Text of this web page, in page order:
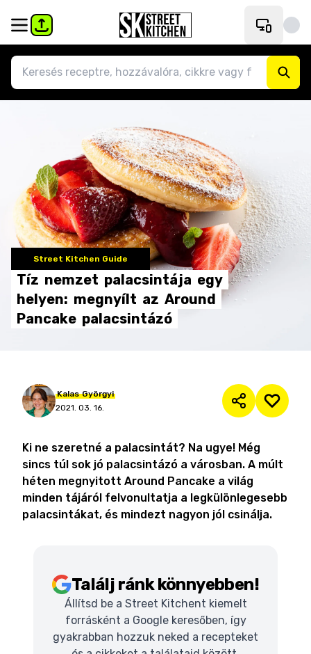
Street Kitchen Guide
Tíz nemzet palacsintája egy
helyen: megnyílt az Around
Pancake palacsintázó
Kalas Györgyi
2021. 03. 16.
Ki ne szeretné a palacsintát? Na ugye! Még
sincs túl sok jó palacsintázó a városban. A múlt
héten megnyitott Around Pancake a világ
minden tájáról felvonultatja a legkülönlegesebb
palacsintákat, és mindezt nagyon jól csinálja.
Találj ránk könnyebben!
Állítsd be a Street Kitchent kiemelt
forrásként a Google keresőben, így
gyakrabban hozzuk neked a recepteket